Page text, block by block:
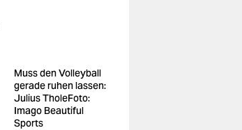
Muss den Volleyball
gerade ruhen lassen:
Julius TholeFoto:
Imago Beautiful
Sports